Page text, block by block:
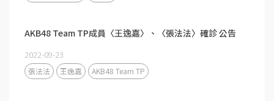
AKB48 Team TP成員〈王逸嘉〉、〈張法法〉確診 公告
2022-09-23
張法法 王逸嘉 AKB48 Team TP